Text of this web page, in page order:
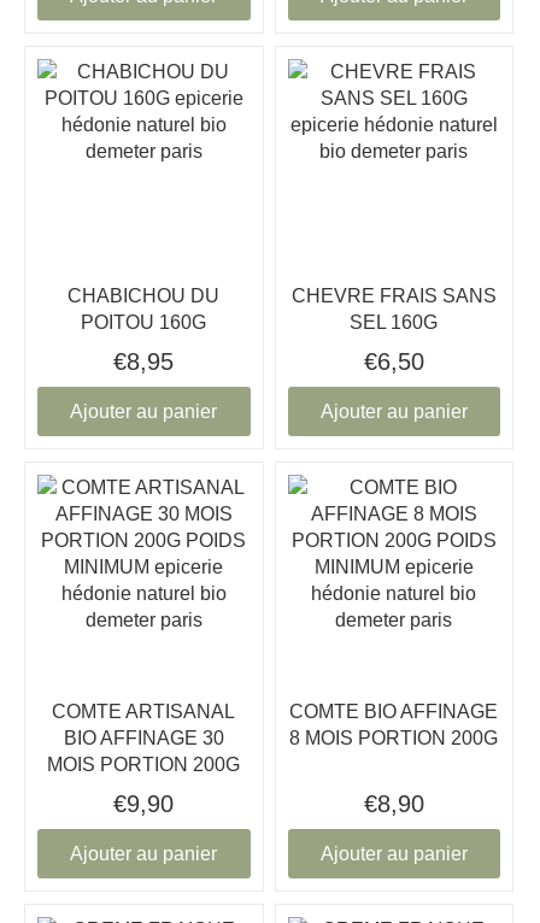
CHABICHOU DU
POITOU 160G
€8,95
Ajouter au panier
CHEVRE FRAIS SANS
SEL 160G
€6,50
Ajouter au panier
COMTE ARTISANAL
BIO AFFINAGE 30
MOIS PORTION 200G
€9,90
Ajouter au panier
COMTE BIO AFFINAGE
8 MOIS PORTION 200G
€8,90
Ajouter au panier